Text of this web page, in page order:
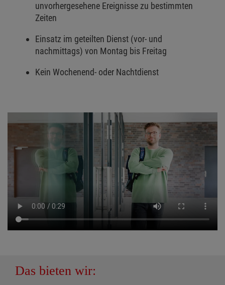
unvorhergesehene Ereignisse zu bestimmten
Zeiten
Einsatz im geteilten Dienst (vor- und
nachmittags) von Montag bis Freitag
Kein Wochenend- oder Nachtdienst
Das bieten wir: